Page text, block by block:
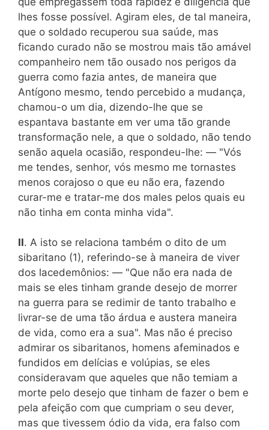
lhes fosse possível. Agiram eles, de tal maneira,
que o soldado recuperou sua saúde, mas
ficando curado não se mostrou mais tão amável
companheiro nem tão ousado nos perigos da
guerra como fazia antes, de maneira que
Antígono mesmo, tendo percebido a mudança,
chamou-o um dia, dizendo-lhe que se
espantava bastante em ver uma tão grande
transformação nele, a que o soldado, não tendo
senão aquela ocasião, respondeu-lhe: — "Vós
me tendes, senhor, vós mesmo me tornastes
menos corajoso o que eu não era, fazendo
curar-me e tratar-me dos males pelos quais eu
não tinha em conta minha vida".
II. A isto se relaciona também o dito de um
sibaritano (1), referindo-se à maneira de viver
dos lacedemônios: — "Que não era nada de
mais se eles tinham grande desejo de morrer
na guerra para se redimir de tanto trabalho e
livrar-se de uma tão árdua e austera maneira
de vida, como era a sua". Mas não é preciso
admirar os sibaritanos, homens afeminados e
fundidos em delícias e volúpias, se eles
consideravam que aqueles que não temiam a
morte pelo desejo que tinham de fazer o bem e
pela afeição com que cumpriam o seu dever,
mas que tivessem ódio da vida, era falso com